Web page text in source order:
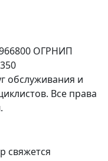
ОГРНИП
обслуживания и
Все права
свяжется